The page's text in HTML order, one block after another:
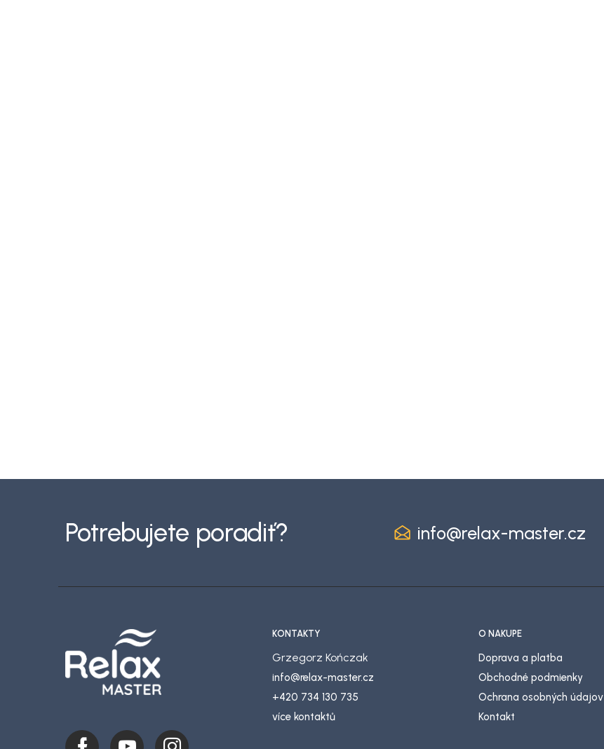
Potrebujete poradiť? info@relax-master.cz
KONTAKTY
Grzegorz Kończak
info@relax-master.cz
+420 734 130 735
více kontaktů
O NÁKUPE
Doprava a platba
Obchodné podmienky
Ochrana osobných údajov
Kontakt